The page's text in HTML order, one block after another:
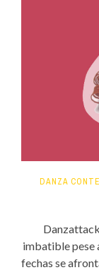
DANZA
imbatible pese
fechas se